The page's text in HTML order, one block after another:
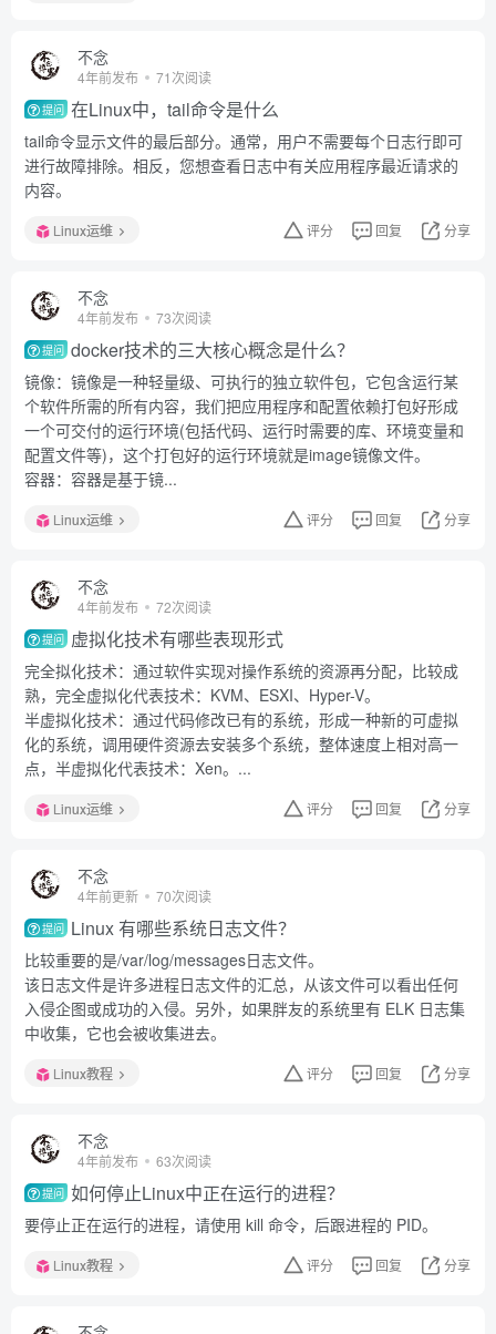
不念
4年前发布 71次阅读
提问 在Linux中，tail命令是什么
tail命令显示文件的最后部分。通常，用户不需要每个日志行即可
进行故障排除。相反，您想查看日志中有关应用程序最近请求的
内容。
Linux运维 评分 回复 分享
不念
4年前发布 73次阅读
提问 docker技术的三大核心概念是什么？
镜像：镜像是一种轻量级、可执行的独立软件包，它包含运行某
个软件所需的所有内容，我们把应用程序和配置依赖打包好形成
一个可交付的运行环境(包括代码、运行时需要的库、环境变量和
配置文件等)，这个打包好的运行环境就是image镜像文件。
容器：容器是基于镜...
Linux运维 评分 回复 分享
不念
4年前发布 72次阅读
提问 虚拟化技术有哪些表现形式
完全拟化技术：通过软件实现对操作系统的资源再分配，比较成
熟，完全虚拟化代表技术：KVM、ESXI、Hyper-V。
半虚拟化技术：通过代码修改已有的系统，形成一种新的可虚拟
化的系统，调用硬件资源去安装多个系统，整体速度上相对高一
点，半虚拟化代表技术：Xen。...
Linux运维 评分 回复 分享
不念
4年前更新 70次阅读
提问 Linux 有哪些系统日志文件？
比较重要的是/var/log/messages日志文件。
该日志文件是许多进程日志文件的汇总，从该文件可以看出任何
入侵企图或成功的入侵。另外，如果胖友的系统里有 ELK 日志集
中收集，它也会被收集进去。
Linux教程 评分 回复 分享
不念
4年前发布 63次阅读
提问 如何停止Linux中正在运行的进程？
要停止正在运行的进程，请使用 kill 命令，后跟进程的 PID。
Linux教程 评分 回复 分享